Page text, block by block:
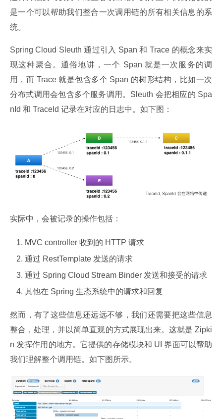
是一个可以帮助我们整合一次调用链的所有相关信息的系
统。
Spring Cloud Sleuth 通过引入 Span 和 Trace 的概念来实
现这种聚合。通俗地讲，一个 Span 就是一次服务的调
用，而 Trace 就是包含多个 Span 的树形结构，比如一次
分布式调用会包含多个服务调用。Sleuth 会把相应的 Spa
nId 和 TraceId 记录在对应的日志中。如下图：
实际中，会被记录的操作包括：
MVC controller 收到的 HTTP 请求
通过 RestTemplate 发送的请求
通过 Spring Cloud Stream Binder 发送和接受的请求
其他在 Spring 生态系统中的请求和回复
然而，有了这些信息还远远不够，我们还需要把这些信息
整合，处理，并以简单直观的方式展现出来。这就是 Zipki
n 发挥作用的地方。它提供的存储模块和 UI 界面可以帮助
我们理解整个调用链。如下图所示。